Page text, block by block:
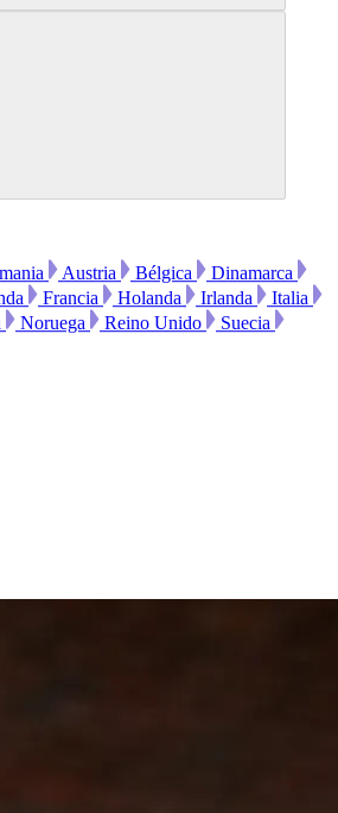
Austria Bélgica
Dinamarca
Francia Holanda Irlanda
Italia
Noruega Reino Unido
Suecia